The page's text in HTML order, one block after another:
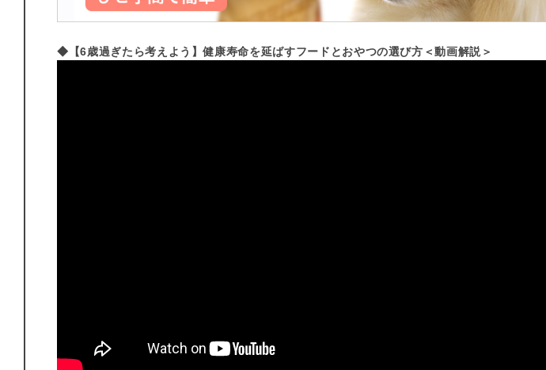
◆【6歳過ぎたら考えよう】健康寿命を延ばすフードとおやつの選び方＜動画解説＞